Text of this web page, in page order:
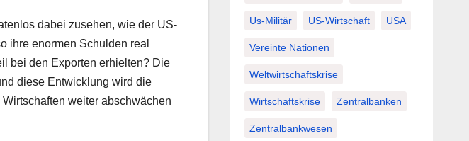
dabei zusehen, wie der US-
ihre enormen Schulden real
bei den Exporten erhielten? Die
diese Entwicklung wird die
weiter abschwächen
Us-Militär US-Wirtschaft USA
Vereinte Nationen
Weltwirtschaftskrise
Wirtschaftskrise Zentralbanken
Zentralbankwesen